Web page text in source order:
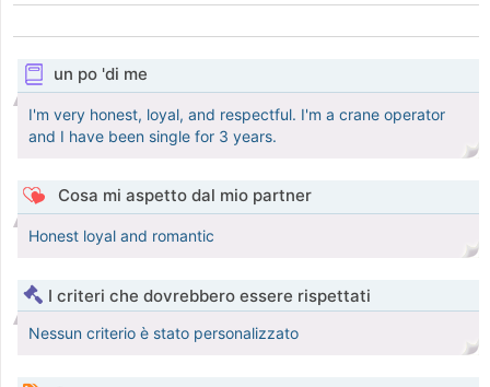
un po 'di me
I'm very honest, loyal, and respectful. I'm a crane operator
and I have been single for 3 years.
Cosa mi aspetto dal mio partner
Honest loyal and romantic
I criteri che dovrebbero essere rispettati
Nessun criterio è stato personalizzato